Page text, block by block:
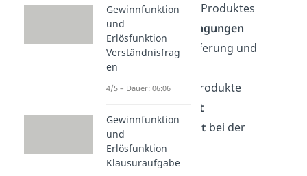
ausgewählten Produktes
Zahlungsbedingungen
Fristenfür Lieferung und
Qualitätder Produkte
Nachhaltigkeit
Zuverlässigkeit bei der
Lieferung
Flexibilität
Gewinnfunktion
und
Erlösfunktion
Verständnisfrag
en
4/5 – Dauer: 06:06
Gewinnfunktion
und
Erlösfunktion
Klausuraufgabe